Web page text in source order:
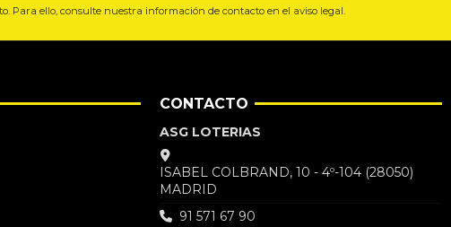
Para ello, consulte nuestra información de contacto en el aviso legal.
CONTACTO
ASG LOTERIAS
ISABEL COLBRAND, 10 - 4º-104 (28050)
MADRID
91 571 67 90